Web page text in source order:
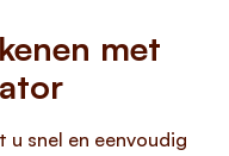
met
snel en eenvoudig